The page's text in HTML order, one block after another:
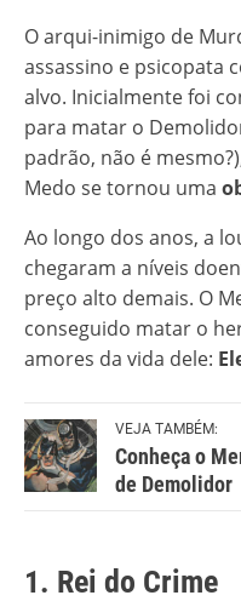
O arqui-inimigo de
assassino e psicopata
alvo. Inicialmente foi
para matar o
padrão, não é
Medo se tornou uma
Ao longo dos anos, a
chegaram a níveis
preço alto demais. O
conseguido matar o
amores da vida dele:
VEJA TAMBÉM:
Conheça o
de Demolidor
1. Rei do Crime